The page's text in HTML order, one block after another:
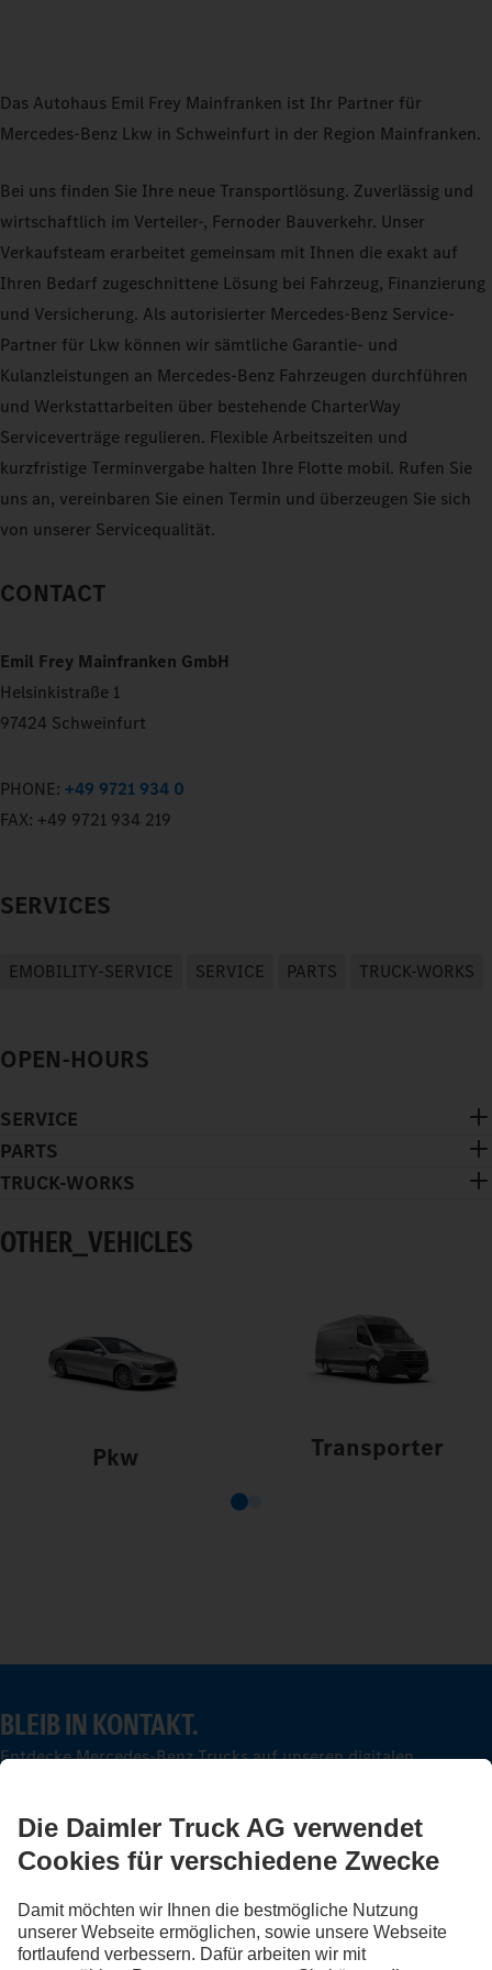
Das Autohaus Emil Frey Mainfranken ist Ihr Partner für
Mercedes-Benz Lkw in Schweinfurt in der Region Mainfranken.
Bei uns finden Sie Ihre neue Transportlösung. Zuverlässig und
wirtschaftlich im Verteiler-, Fernoder Bauverkehr. Unser
Verkaufsteam erarbeitet gemeinsam mit Ihnen die exakt auf
Ihren Bedarf zugeschnittene Lösung bei Fahrzeug, Finanzierung
und Versicherung. Als autorisierter Mercedes-Benz Service-
Partner für Lkw können wir sämtliche Garantie- und
Kulanzleistungen an Mercedes‑Benz Fahrzeugen durchführen
und Werkstattarbeiten über bestehende CharterWay
Serviceverträge regulieren. Flexible Arbeitszeiten und
kurzfristige Terminvergabe halten Ihre Flotte mobil. Rufen Sie
uns an, vereinbaren Sie einen Termin und überzeugen Sie sich
von unserer Servicequalität.
CONTACT
Emil Frey Mainfranken GmbH
Helsinkistraße 1
97424 Schweinfurt
PHONE: +49 9721 934 0
FAX: +49 9721 934 219
SERVICES
EMOBILITY-SERVICE SERVICE PARTS TRUCK-WORKS
OPEN-HOURS
SERVICE
PARTS
TRUCK-WORKS
OTHER_VEHICLES
Pkw Transporter
BLEIB IN KONTAKT.
Entdecke Mercedes-Benz Trucks auf unseren digitalen